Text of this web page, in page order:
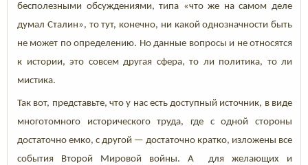
бесполезными обсуждениями, типа «что же на самом деле
думал Сталин», то тут, конечно, ни какой однозначности быть
не может по определению. Но данные вопросы и не относятся
к истории, это совсем другая сфера, то ли политика, то ли
мистика.
Так вот, представьте, что у нас есть доступный источник, в виде
многотомного исторического труда, где с одной стороны
достаточно емко, с другой — достаточно кратко, изложены все
события Второй Мировой войны. А для желающих и